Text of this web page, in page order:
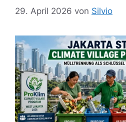
29. April 2026 von Silvio